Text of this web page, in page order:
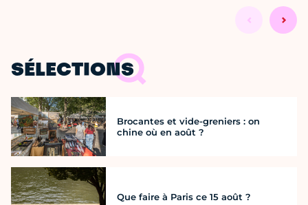
SÉLECTIONS
Brocantes et vide-greniers : on
chine où en août ?
Que faire à Paris ce 15 août ?